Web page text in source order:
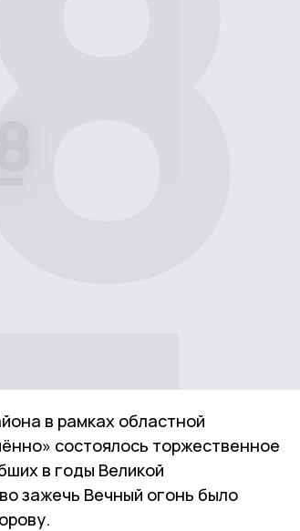
в рамках областной
состоялось торжественное
в годы Великой
зажечь Вечный огонь было